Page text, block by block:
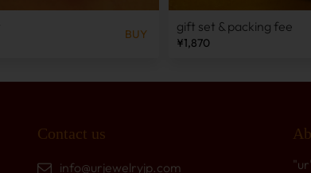
BUY gift set & packing fee
¥1,870
Contact us
info@urjewelryjp.com